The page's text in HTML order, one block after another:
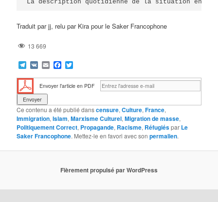
La description quotidienne de la situation en
Traduit par jj, relu par Kira pour le Saker Francophone
13 669
Telegram
VK EmailFacebook
Envoyer l'article en PDF
Ce contenu a été publié danscensure,Culture,France,
Immigration,Islam,Marxisme Culturel,Migration de masse,
Politiquement Correct, Propagande, Racisme, Réfugiéspar Le
Saker Francophone. Mettez-le en favori avec sonpermalien.
Fièrement propulsé par WordPress